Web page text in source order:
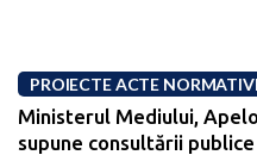
PROIECTE ACTE
Ministerul Mediului,
supune consultării